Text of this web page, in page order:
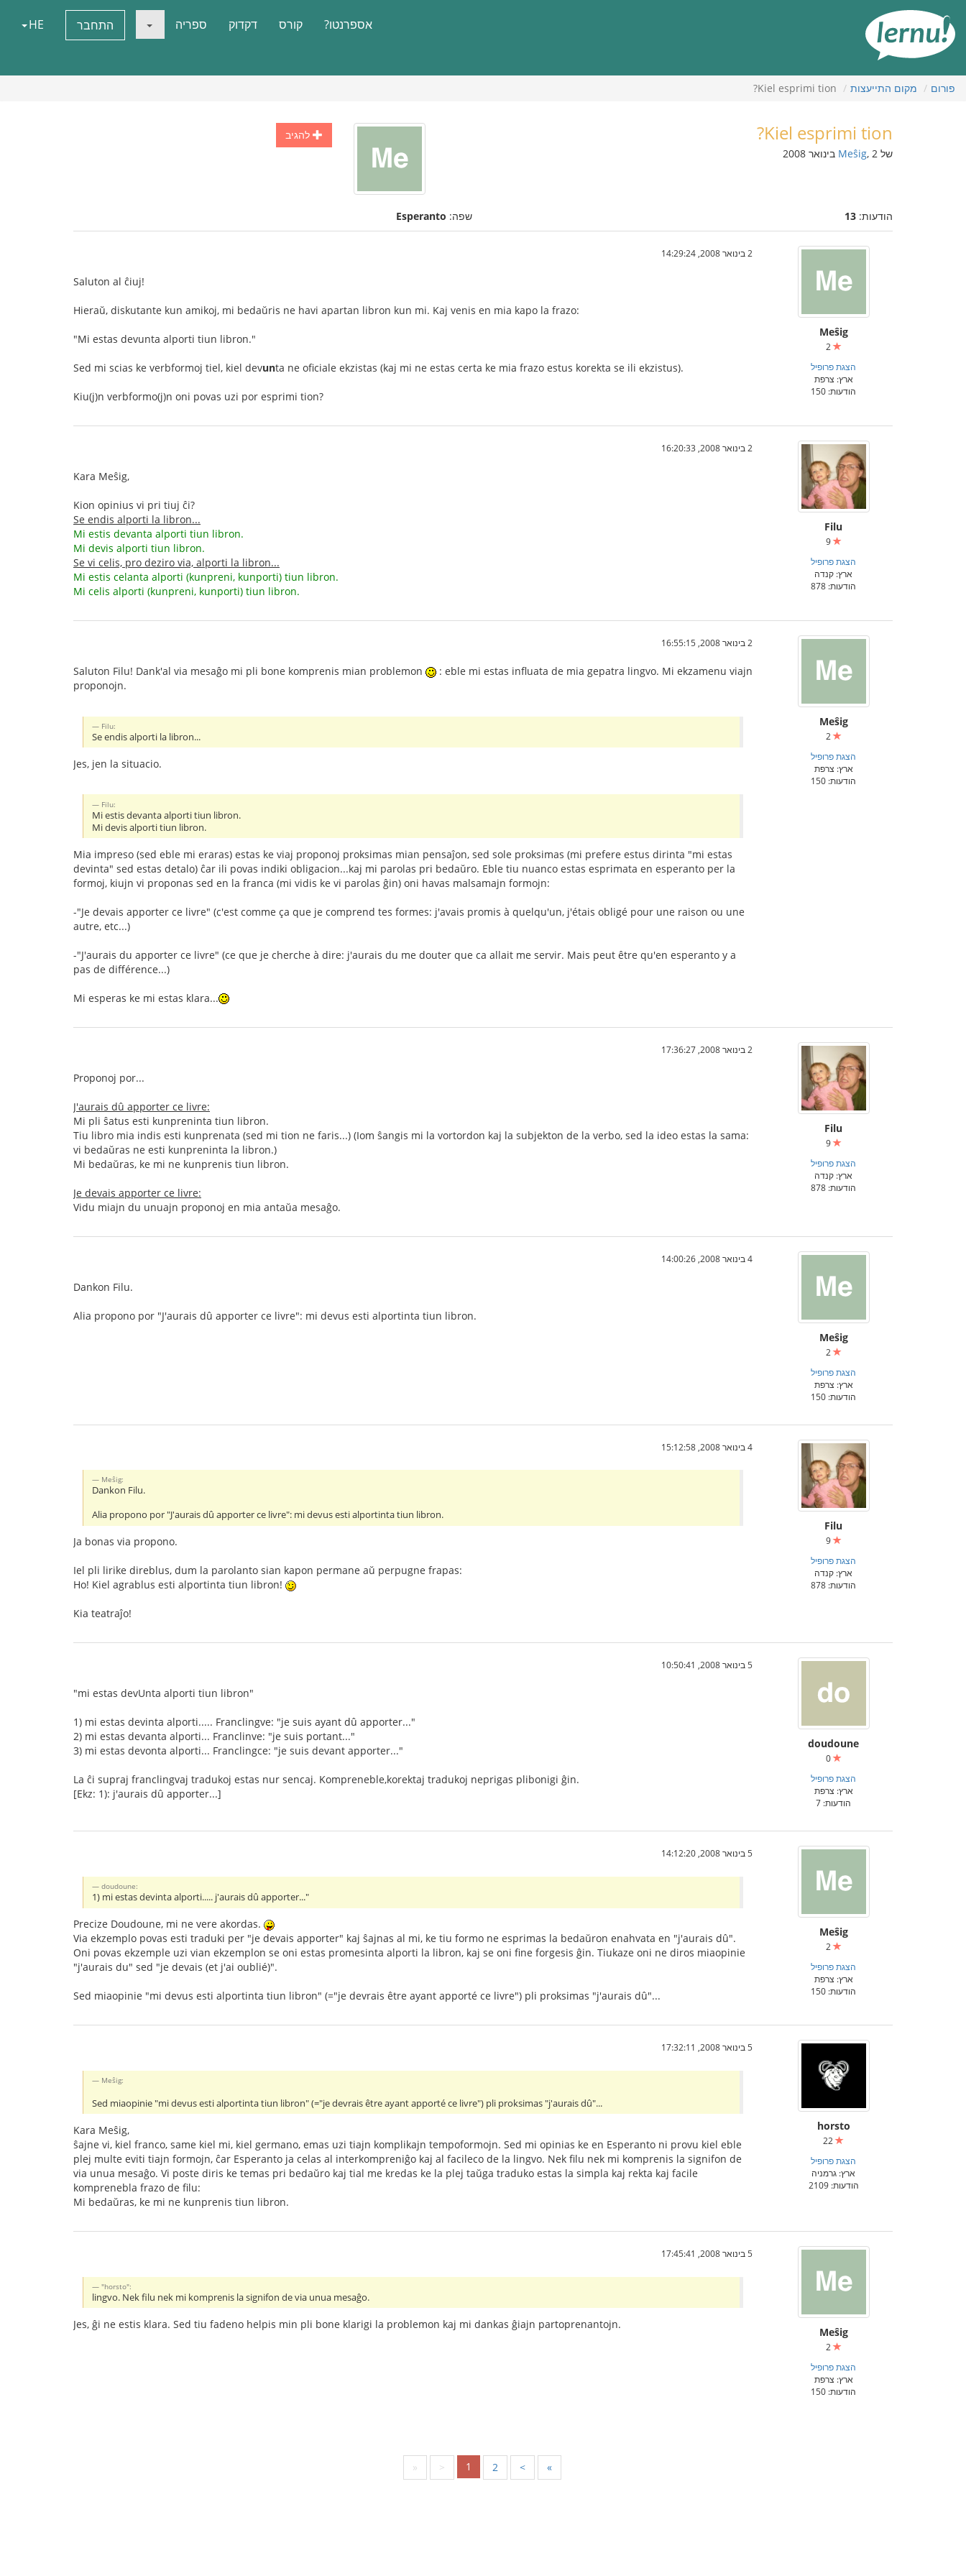
העניינים
אספרנטו? קורס דקדוק ספריה התחבר HE
פורום מקום התייעצות Kiel esprimi tion?
להגיב Kiel esprimi tion?
של Meŝig, 2 בינואר 2008
הודעות: 13 שפה: Esperanto
Meŝig
הצגת פרופיל
ארץ: צרפת
הודעות: 150
2 בינואר 2008, 14:29:24
Saluton al ĉiuj!
Hieraŭ, diskutante kun amikoj, mi bedaŭris ne havi apartan libron kun mi. Kaj venis en mia kapo la frazo:
"Mi estas devunta alporti tiun libron."
Sed mi scias ke verbformoj tiel, kiel devunta ne oficiale ekzistas (kaj mi ne estas certa ke mia frazo estus korekta se ili ekzistus).
Kiu(j)n verbformo(j)n oni povas uzi por esprimi tion?
Filu
9
הצגת פרופיל
ארץ: קנדה
הודעות: 878
2 בינואר 2008, 16:20:33
Kara Meŝig,
Kion opinius vi pri tiuj ĉi?
Se endis alporti la libron...
Mi estis devanta alporti tiun libron.
Mi devis alporti tiun libron.
Se vi celis, pro deziro via, alporti la libron...
Mi estis celanta alporti (kunpreni, kunporti) tiun libron.
Mi celis alporti (kunpreni, kunporti) tiun libron.
Meŝig
הצגת פרופיל
ארץ: צרפת
הודעות: 150
2 בינואר 2008, 16:55:15
Saluton Filu! Dank'al via mesaĝo mi pli bone komprenis mian problemon
: eble mi estas influata de mia gepatra lingvo. Mi ekzamenu viajn
proponojn.
Filu:
Se endis alporti la libron...
Jes, jen la situacio.
Filu:
Mi estis devanta alporti tiun libron.
Mi devis alporti tiun libron.
Mia impreso (sed eble mi eraras) estas ke viaj proponoj proksimas mian pensaĵon, sed sole proksimas (mi prefere estus dirinta "mi estas
devinta" sed estas detalo) ĉar ili povas indiki obligacion...kaj mi parolas pri bedaŭro. Eble tiu nuanco estas esprimata en esperanto per la
formoj, kiujn vi proponas sed en la franca (mi vidis ke vi parolas ĝin) oni havas malsamajn formojn:
-"Je devais apporter ce livre" (c'est comme ça que je comprend tes formes: j'avais promis à quelqu'un, j'étais obligé pour une raison ou une
autre, etc...)
-"J'aurais du apporter ce livre" (ce que je cherche à dire: j'aurais du me douter que ca allait me servir. Mais peut être qu'en esperanto y a
pas de différence...)
Mi esperas ke mi estas klara...
Filu
9
הצגת פרופיל
ארץ: קנדה
הודעות: 878
2 בינואר 2008, 17:36:27
Proponoj por...
J'aurais dû apporter ce livre:
Mi pli ŝatus esti kunpreninta tiun libron.
Tiu libro mia indis esti kunprenata (sed mi tion ne faris...) (Iom ŝangis mi la vortordon kaj la subjekton de la verbo, sed la ideo estas la sama:
vi bedaŭras ne esti kunpreninta la libron.)
Mi bedaŭras, ke mi ne kunprenis tiun libron.
Je devais apporter ce livre:
Vidu miajn du unuajn proponoj en mia antaŭa mesaĝo.
Meŝig
הצגת פרופיל
ארץ: צרפת
הודעות: 150
4 בינואר 2008, 14:00:26
Dankon Filu.
Alia propono por "J'aurais dû apporter ce livre": mi devus esti alportinta tiun libron.
Filu
9
הצגת פרופיל
ארץ: קנדה
הודעות: 878
4 בינואר 2008, 15:12:58
Meŝig:
Dankon Filu.
Alia propono por "J'aurais dû apporter ce livre": mi devus esti alportinta tiun libron.
Ja bonas via propono.
Iel pli lirike direblus, dum la parolanto sian kapon permane aŭ perpugne frapas:
Ho! Kiel agrablus esti alportinta tiun libron!
Kia teatraĵo!
doudoune
0
הצגת פרופיל
ארץ: צרפת
הודעות: 7
5 בינואר 2008, 10:50:41
"mi estas devUnta alporti tiun libron"
1) mi estas devinta alporti..... Franclingve: "je suis ayant dû apporter..."
2) mi estas devanta alporti... Franclinve: "je suis portant..."
3) mi estas devonta alporti... Franclingce: "je suis devant apporter..."
La ĉi supraj franclingvaj tradukoj estas nur sencaj. Kompreneble,korektaj tradukoj neprigas plibonigi ĝin.
[Ekz: 1): j'aurais dû apporter...]
Meŝig
2
הצגת פרופיל
ארץ: צרפת
הודעות: 150
5 בינואר 2008, 14:12:20
doudoune:
1) mi estas devinta alporti..... j'aurais dû apporter..."
Precize Doudoune, mi ne vere akordas.
Via ekzemplo povas esti traduki per "je devais apporter" kaj ŝajnas al mi, ke tiu formo ne esprimas la bedaŭron enahvata en "j'aurais dû".
Oni povas ekzemple uzi vian ekzemplon se oni estas promesinta alporti la libron, kaj se oni fine forgesis ĝin. Tiukaze oni ne diros miaopinie
"j'aurais du" sed "je devais (et j'ai oublié)".
Sed miaopinie "mi devus esti alportinta tiun libron" (="je devrais être ayant apporté ce livre") pli proksimas "j'aurais dû"...
horsto
הצגת פרופיל
ארץ: גרמניה
הודעות: 2109
5 בינואר 2008, 17:32:11
Meŝig:
Sed miaopinie "mi devus esti alportinta tiun libron" (="je devrais être ayant apporté ce livre") pli proksimas "j'aurais dû"...
Kara Meŝig,
ŝajne vi, kiel franco, same kiel mi, kiel germano, emas uzi tiajn komplikajn tempoformojn. Sed mi opinias ke en Esperanto ni provu kiel eble
plej multe eviti tiajn formojn, ĉar Esperanto ja celas al interkompreniĝo kaj al facileco de la lingvo. Nek filu nek mi komprenis la signifon de
via unua mesaĝo. Vi poste diris ke temas pri bedaŭro kaj tial me kredas ke la plej taŭga traduko estas la simpla kaj rekta kaj facile
komprenebla frazo de filu:
Mi bedaŭras, ke mi ne kunprenis tiun libron.
Meŝig
הצגת פרופיל
ארץ: צרפת
הודעות: 150
5 בינואר 2008, 17:45:41
"horsto":
lingvo. Nek filu nek mi komprenis la signifon de via unua mesaĝo.
Jes, ĝi ne estis klara. Sed tiu fadeno helpis min pli bone klarigi la problemon kaj mi dankas ĝiajn partoprenantojn.
« < 1 2 > »